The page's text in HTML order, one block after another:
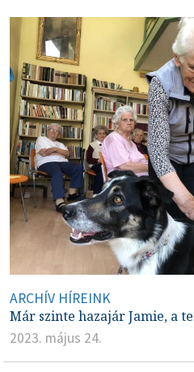
ARCHÍV HÍREINK
Már szinte hazajár Jamie, a
2023. május 24.